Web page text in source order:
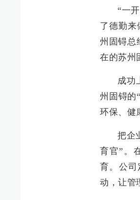
“一
了德勤来
州固锝总
在的苏州
成功
州固锝的
环保、健
把企
育官”。
育。公
动，让管